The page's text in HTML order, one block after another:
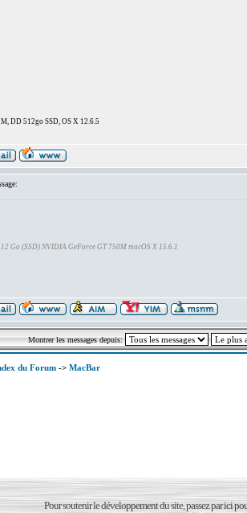
DD 512go SSD, OS X 12.6.5
Go (SSD) NVIDIA GeForce GT 750M macOS X 15.6.1
Montrer les messages depuis:
du Forum-> MacBar
Pour soutenir le développement du site, passez par ici